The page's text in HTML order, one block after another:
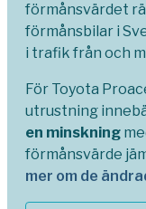
förmånsvärdet
förmånsbilar i
i trafik från och
För Toyota
utrustning
en minskning
förmånsvärde
mer om de